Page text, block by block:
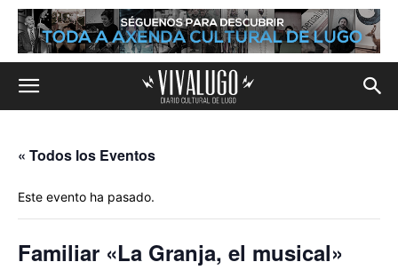
« Todos los Eventos
Este evento ha pasado.
Familiar «La Granja, el musical»